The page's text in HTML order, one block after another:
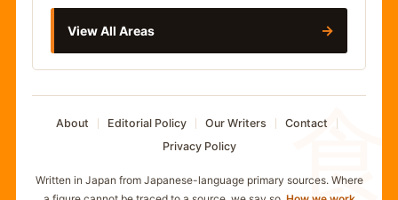
食
View All Areas →
About Editorial Policy Our Writers
Contact
Privacy Policy
Written in Japan from Japanese-language primary sources. Where